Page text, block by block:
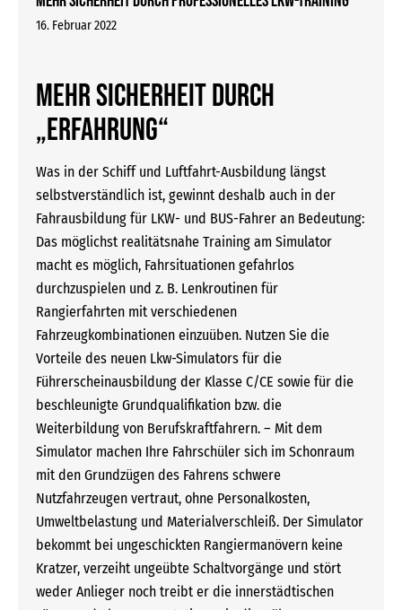
16. Februar 2022
Mehr Sicherheit durch
„Erfahrung“
Was in der Schiff und Luftfahrt-Ausbildung längst
selbstverständlich ist, gewinnt deshalb auch in der
Fahrausbildung für LKW- und BUS-Fahrer an Bedeutung:
Das möglichst realitätsnahe Training am Simulator
macht es möglich, Fahrsituationen gefahrlos
durchzuspielen und z. B. Lenkroutinen für
Rangierfahrten mit verschiedenen
Fahrzeugkombinationen einzuüben. Nutzen Sie die
Vorteile des neuen Lkw-Simulators für die
Führerscheinausbildung der Klasse C/CE sowie für die
beschleunigte Grundqualifikation bzw. die
Weiterbildung von Berufskraftfahrern. – Mit dem
Simulator machen Ihre Fahrschüler sich im Schonraum
mit den Grundzügen des Fahrens schwere
Nutzfahrzeugen vertraut, ohne Personalkosten,
Umweltbelastung und Materialverschleiß. Der Simulator
bekommt bei ungeschickten Rangiermanövern keine
Kratzer, verzeiht ungeübte Schaltvorgänge und stört
weder Anlieger noch treibt er die innerstädtischen